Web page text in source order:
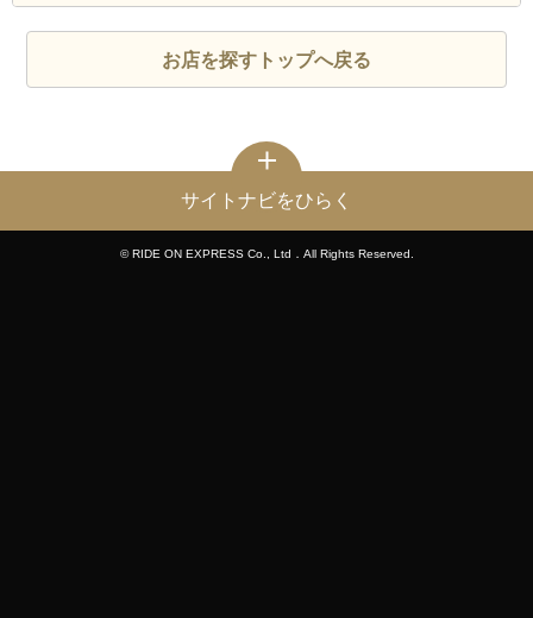
お店を探すトップへ戻る
サイトナビをひらく
© RIDE ON EXPRESS Co., Ltd．All Rights Reserved.